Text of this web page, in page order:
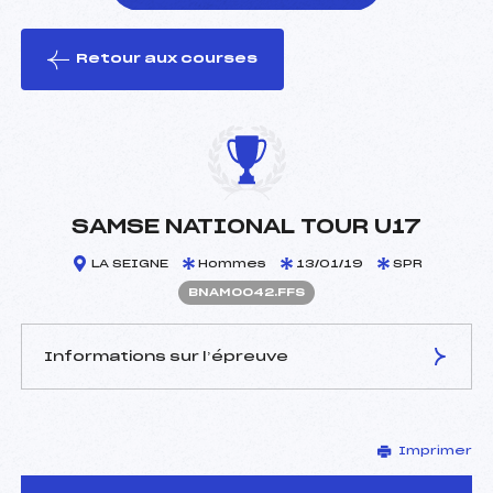
le ski
Retour aux courses
SAMSE NATIONAL TOUR U17
LA SEIGNE Hommes 13/01/19 SPR
BNAM0042.FFS
Informations sur l’épreuve
BAVEREL BRICE ()
D.T Adjoint :
LEJEUNE DAMIEN (MV)
Imprimer